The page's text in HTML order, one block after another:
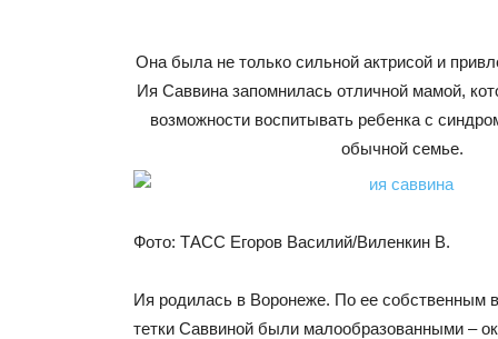
Она была не только сильной актрисой и
Ия Саввина запомнилась отличной мамой,
возможности воспитывать ребенка с
обычной семье.
Фото: ТАСС Егоров Василий/Виленкин В.
Ия родилась в Воронеже. По ее собственным
тетки Саввиной были малообразованными –